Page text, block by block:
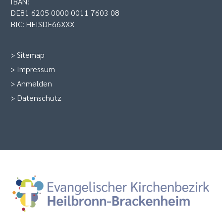
DE81 6205 0000 0011 7603 08
BIC: HEISDE66XXX
>Sitemap
> Impressum
>Anmelden
> Datenschutz